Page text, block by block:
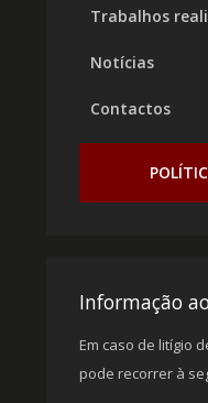
Trabalhos
Notícias
Contactos
Informação
Em caso de litígio
pode recorrer à